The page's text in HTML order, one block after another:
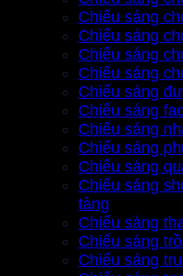
Chiếu sáng
Chiếu sáng
Chiếu sáng
Chiếu sáng
Chiếu sáng
Chiếu sáng
Chiếu sáng
Chiếu sáng
Chiếu sáng
Chiếu sáng
tàng
Chiếu sáng
Chiếu sáng
Chiếu sáng